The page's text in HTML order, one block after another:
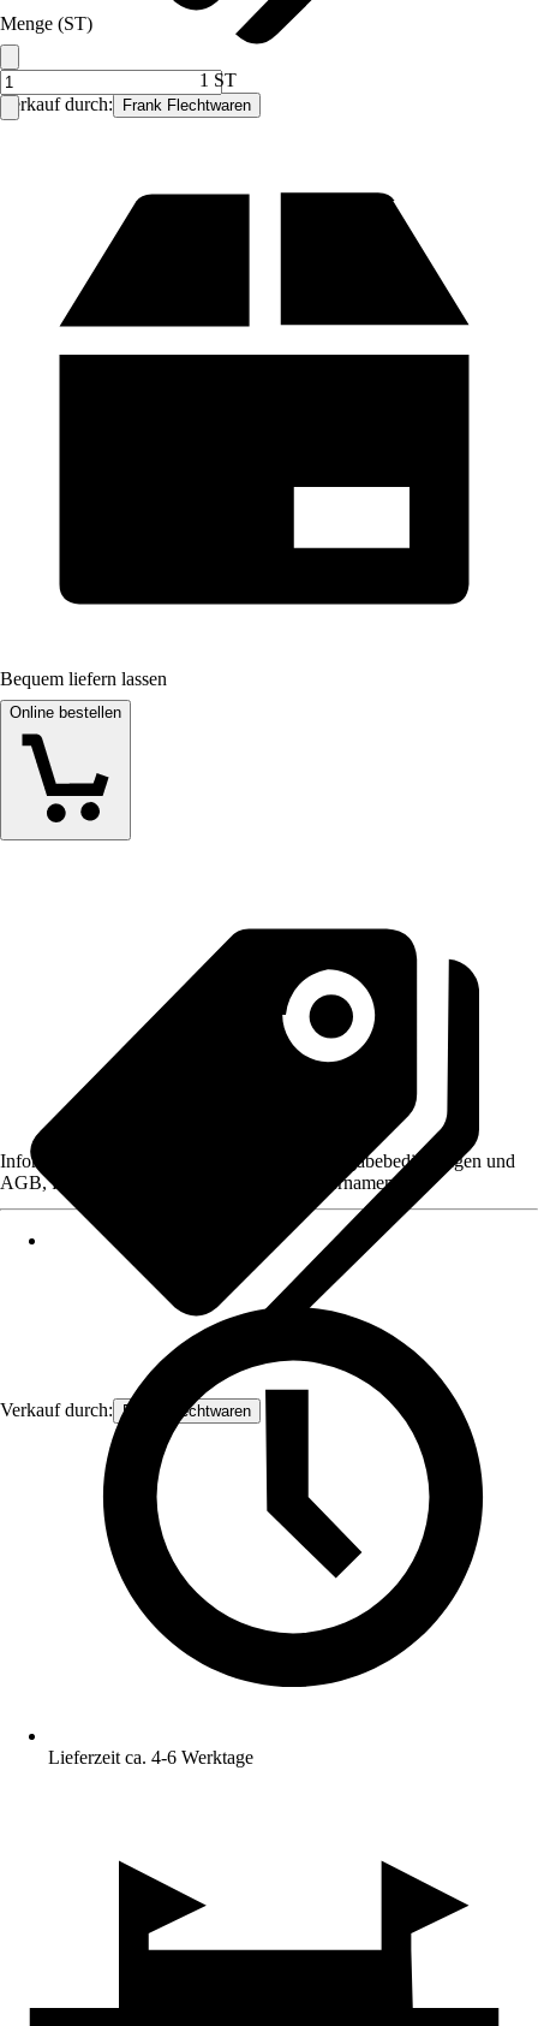
Verkauf durch: Frank Flechtwaren
Menge (ST)
1 ST
Bequem liefern lassen
Online bestellen
Verkauf durch: Frank Flechtwaren
Informationen des Verkäufers, wie z. B. Rückgabebedingungen und
AGB, finden Sie bei Klick auf den Verkäufernamen.
Lieferzeit ca. 4-6 Werktage